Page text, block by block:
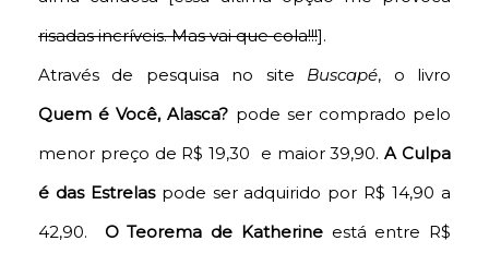
risadas incríveis. Mas vai que cola!!!].
Através de pesquisa no site Buscapé, o livro
Quem é Você, Alasca? pode ser comprado pelo
menor preço de R$ 19,30 e maior 39,90.A Culpa
é das Estrelaspode ser adquirido por R$ 14,90 a
42,90. O Teorema de Katherineestá entre R$